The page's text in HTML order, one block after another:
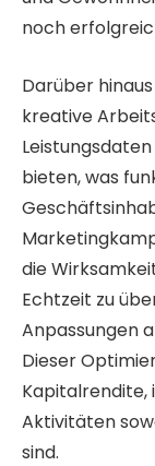
noch
Darüber
kreative
bieten, was
die
Echtzeit zu
Anpassungen
Dieser
Kapitalrendite,
Aktivitäten
sind.